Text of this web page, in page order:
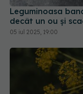
Leguminoasa
decât un ou și
05 iul 2025, 19:00